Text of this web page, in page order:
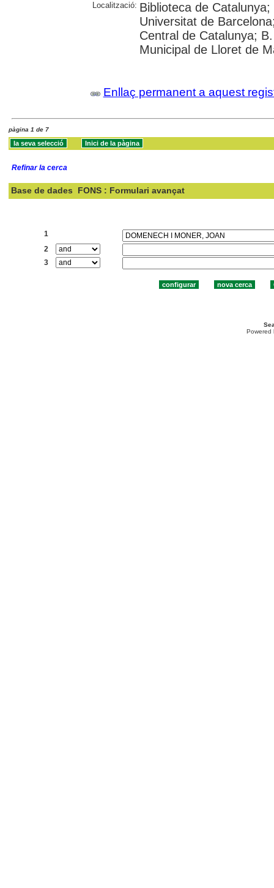
Localització: Biblioteca de
Universitat de
Central de Catalunya;
Municipal de Lloret de
Enllaç permanent a aquest
pàgina 1 de 7
Refinar la cerca
Base de dades FONS : Formulari avançat
1
2
3